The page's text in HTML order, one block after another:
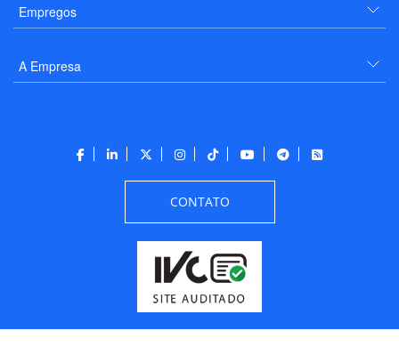
Empregos
A Empresa
CONTATO